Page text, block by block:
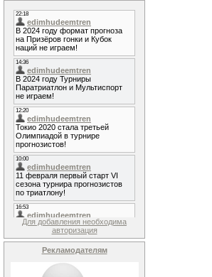
Для добавления необходима
авторизация
Рекламодателям